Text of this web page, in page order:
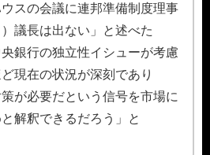
スの会議に連邦準備制度理事
議長は出ない」と述べた
銀行の独立性イシューが考慮
現在の状況が深刻であり
が必要だという信号を市場に
解釈できるだろう」と